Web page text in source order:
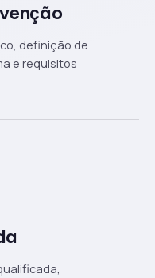
definição de
e requisitos